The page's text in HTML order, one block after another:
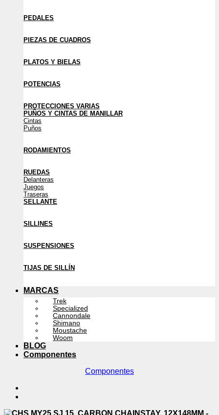
PEDALES
PIEZAS DE CUADROS
PLATOS Y BIELAS
POTENCIAS
PROTECCIONES VARIAS
PUÑOS Y CINTAS DE MANILLAR
Cintas
Puños
RODAMIENTOS
RUEDAS
Delanteras
Juegos
Traseras
SELLANTE
SILLINES
SUSPENSIONES
TIJAS DE SILLÍN
MARCAS
Trek
Specialized
Cannondale
Shimano
Moustache
Woom
BLOG
Componentes
Componentes